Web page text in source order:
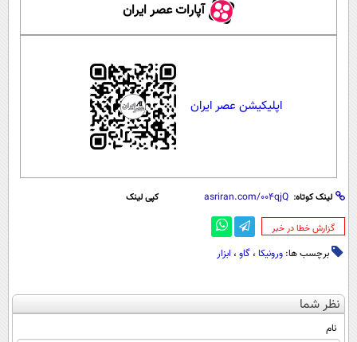
آپارات عصر ایران
اپلیکیشن عصر ایران
لینک کوتاه: کپی لینک
‌گزارش خطا در خبر
برچسب ها: ورونیکا ، گاو ، ابزار
نظر شما
نام